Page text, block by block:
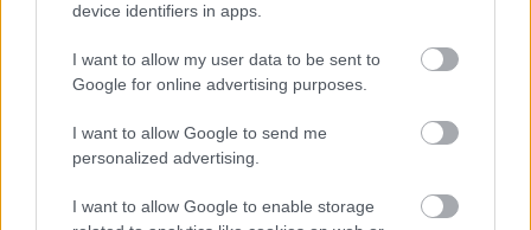
device identifiers in apps.
I want to allow my user data to be sent to
Google for online advertising purposes.
I want to allow Google to send me
personalized advertising.
I want to allow Google to enable storage
Érdekességek: A film 2008 óta formálódott a